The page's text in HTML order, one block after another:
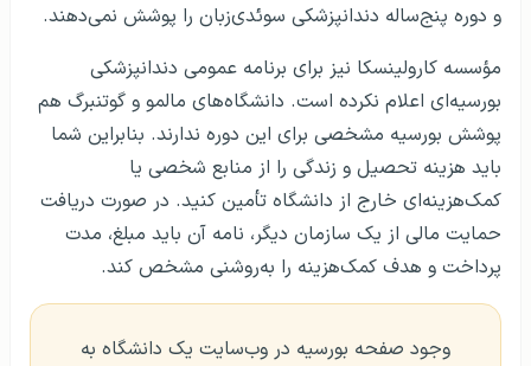
و دوره پنج‌ساله دندانپزشکی سوئدی‌زبان را پوشش نمی‌دهند.
مؤسسه کارولینسکا نیز برای برنامه عمومی دندانپزشکی
بورسیه‌ای اعلام نکرده است. دانشگاه‌های مالمو و گوتنبرگ هم
پوشش بورسیه مشخصی برای این دوره ندارند. بنابراین شما
باید هزینه تحصیل و زندگی را از منابع شخصی یا
کمک‌هزینه‌ای خارج از دانشگاه تأمین کنید. در صورت دریافت
حمایت مالی از یک سازمان دیگر، نامه آن باید مبلغ، مدت
پرداخت و هدف کمک‌هزینه را به‌روشنی مشخص کند.
وجود صفحه بورسیه در وب‌سایت یک دانشگاه به